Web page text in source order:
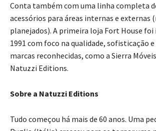
Conta também com uma linha completa
acessórios para áreas internas e externas
planejados). A primeira loja Fort House foi
1991 com foco na qualidade, sofisticação
marcas reconhecidas, como a Sierra
Natuzzi Editions.
Sobre a Natuzzi Editions
Tudo começou há mais de 60 anos. Uma